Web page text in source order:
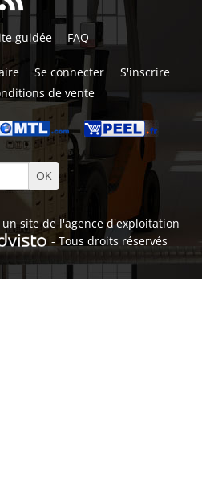
guidée FAQ
Se connecter
S'inscrire
de vente
un site de l'agence d'exploitation
- Tous droits réservés